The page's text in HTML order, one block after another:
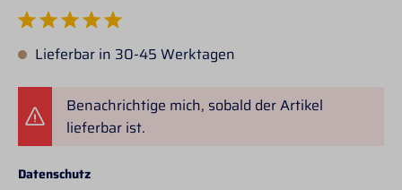
Durchschnittliche Bewertung von 5 von 5 Sternen
Lieferbar in 30-45 Werktagen
Benachrichtige mich, sobald der Artikel
lieferbar ist.
Datenschutz